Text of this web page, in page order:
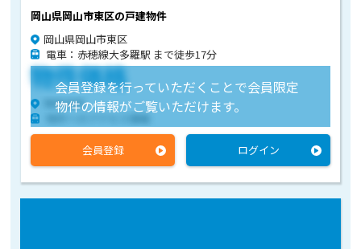
岡山県岡山市東区の戸建物件
岡山県岡山市東区
電車：赤穂線大多羅駅 まで徒歩17分
会員登録を行っていただくことで会員限定
物件の情報がご覧いただけます。
物件価格
物件住所
会員登録 ログイン